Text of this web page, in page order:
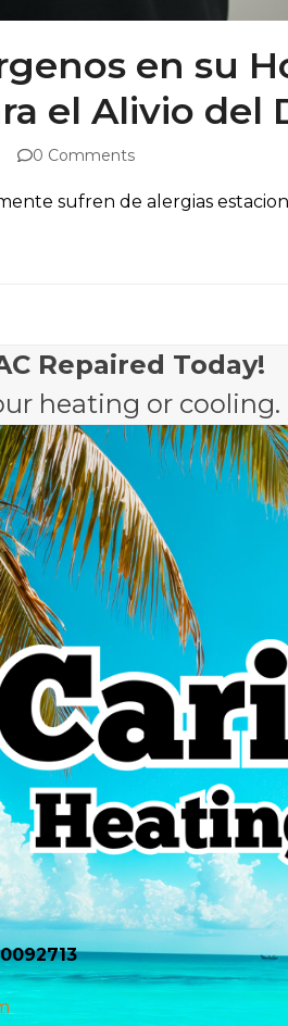
en su
el Alivio del
0 Comments
sufren de alergias
Repaired Today!
heating or cooling.